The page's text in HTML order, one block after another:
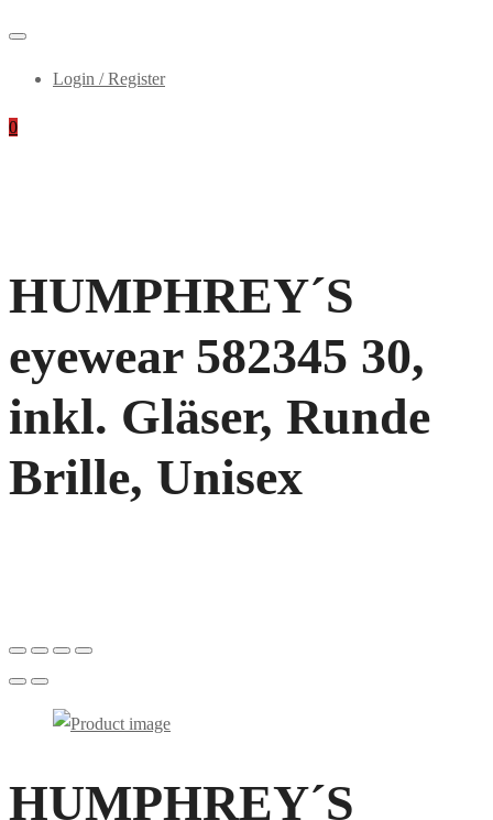
Login / Register
0
HUMPHREY´S
eyewear 582345 30,
inkl. Gläser, Runde
Brille, Unisex
HUMPHREY´S